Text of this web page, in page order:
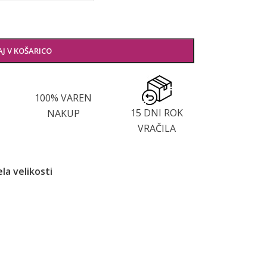
V KOŠARICO
100% VAREN
NAKUP
15 DNI ROK
VRAČILA
velikosti